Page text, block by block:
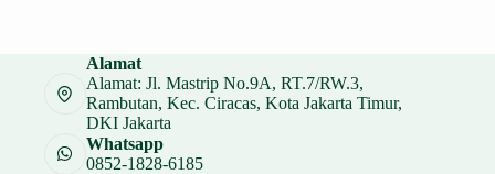
Alamat
Alamat: Jl. Mastrip No.9A, RT.7/RW.3,
Rambutan, Kec. Ciracas, Kota Jakarta Timur,
DKI Jakarta
Whatsapp
0852-1828-6185